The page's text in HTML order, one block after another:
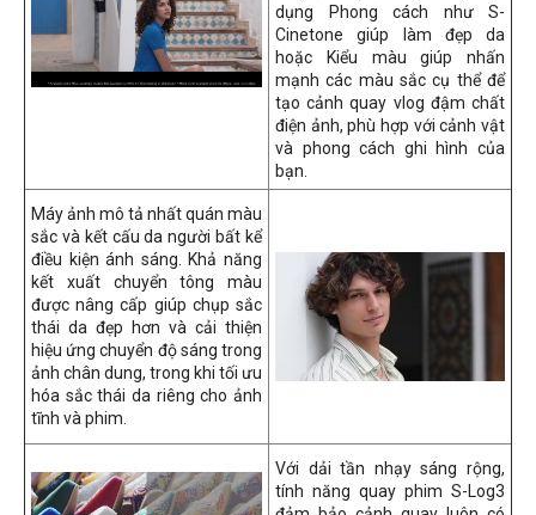
dụng Phong cách như S-
Cinetone giúp làm đẹp da
hoặc Kiểu màu giúp nhấn
mạnh các màu sắc cụ thể để
tạo cảnh quay vlog đậm chất
điện ảnh, phù hợp với cảnh vật
và phong cách ghi hình của
bạn.
Máy ảnh mô tả nhất quán màu
sắc và kết cấu da người bất kể
điều kiện ánh sáng. Khả năng
kết xuất chuyển tông màu
được nâng cấp giúp chụp sắc
thái da đẹp hơn và cải thiện
hiệu ứng chuyển độ sáng trong
ảnh chân dung, trong khi tối ưu
hóa sắc thái da riêng cho ảnh
tĩnh và phim.
Với dải tần nhạy sáng rộng,
tính năng quay phim S-Log3